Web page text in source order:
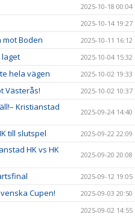
2025-10-18 00:04
2025-10-14 19:27
Boden 2025-10-11 16:12
laget 2025-10-04 15:32
hela vägen 2025-10-02 19:33
Västerås! 2025-10-02 10:37
Kristianstad
2025-09-24 14:40
till slutspel 2025-09-22 22:09
HK vs HK
2025-09-20 20:08
2025-09-12 19:05
Cupen! 2025-09-03 20:50
2025-09-02 14:55